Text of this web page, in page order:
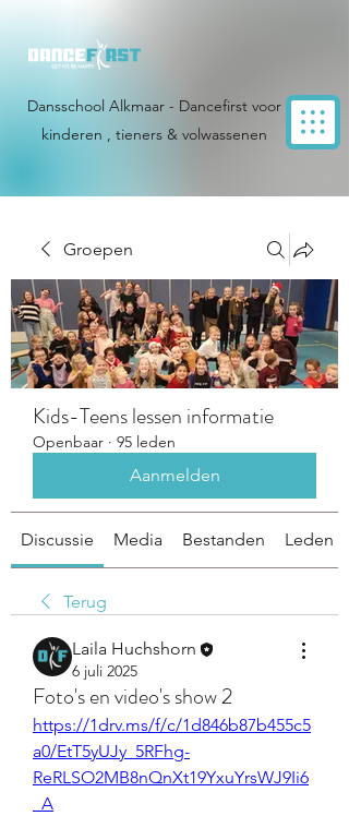
Dansschool Alkmaar - Dancefirst voor
kinderen , tieners & volwassenen
Groepen
Kids-Teens lessen informatie
Openbaar · 95 leden
Aanmelden
Discussie Media Bestanden Leden
Terug
Laila Huchshorn
6 juli 2025
Foto's en video's show 2
https://1drv.ms/f/c/1d846b87b455c5
a0/EtT5yUJy_5RFhg-
ReRLSO2MB8nQnXt19YxuYrsWJ9Ii6
_A